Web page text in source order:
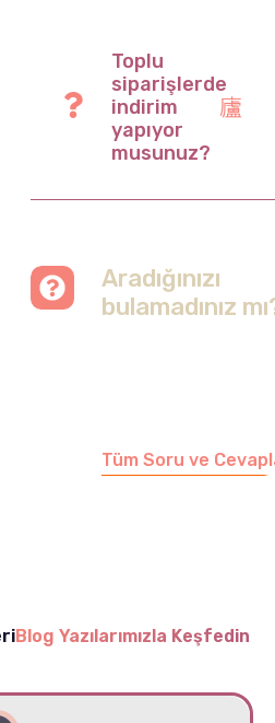
Toplu
siparişlerde
indirim
yapıyor
musunuz?
Aradığınızı
bulamadınız
Tüm Soru ve
Blog Yazılarımızla Keşfedin